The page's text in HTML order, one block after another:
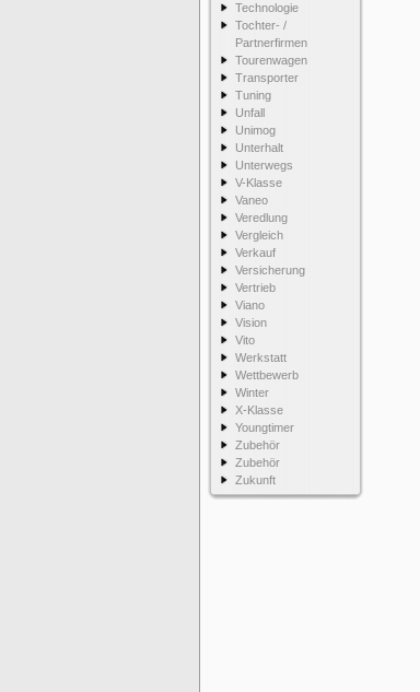
Technologie
Tochter- /
Partnerfirmen
Tourenwagen
Transporter
Tuning
Unfall
Unimog
Unterhalt
Unterwegs
V-Klasse
Vaneo
Veredlung
Vergleich
Verkauf
Versicherung
Vertrieb
Viano
Vision
Vito
Werkstatt
Wettbewerb
Winter
X-Klasse
Youngtimer
Zubehör
Zubehör
Zukunft